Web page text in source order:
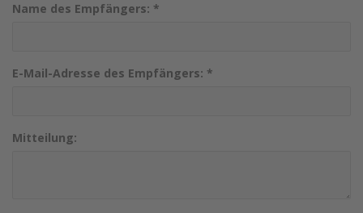
Name des Empfängers: *
E-Mail-Adresse des Empfängers: *
Mitteilung: